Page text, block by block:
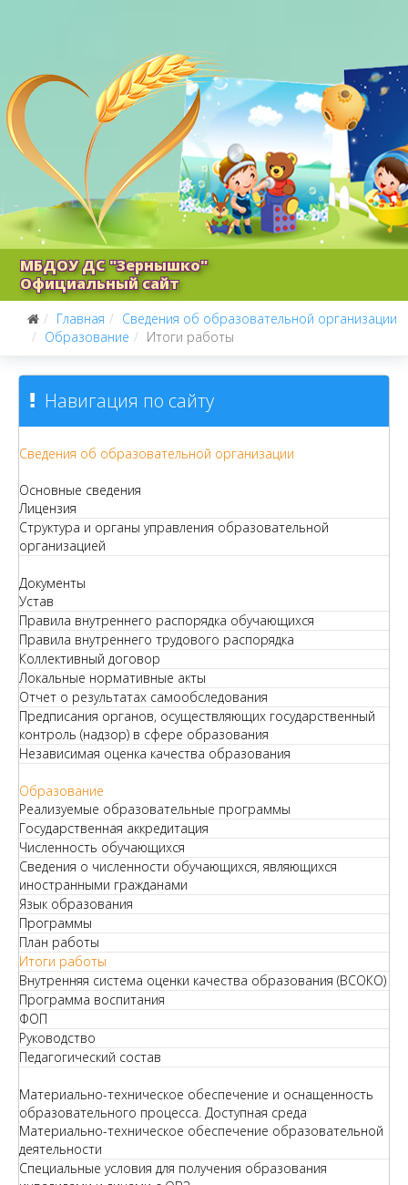
МБДОУ ДС "Зернышко"
Официальный сайт
Главная
Сведения об образовательной организации
Образование
Итоги работы
Навигация по сайту
Сведения об образовательной организации
Основные сведения
Лицензия
Структура и органы управления образовательной
организацией
Документы
Устав
Правила внутреннего распорядка обучающихся
Правила внутреннего трудового распорядка
Коллективный договор
Локальные нормативные акты
Отчет о результатах самообследования
Предписания органов, осуществляющих государственный
контроль (надзор) в сфере образования
Независимая оценка качества образования
Образование
Реализуемые образовательные программы
Государственная аккредитация
Численность обучающихся
Сведения о численности обучающихся, являющихся
иностранными гражданами
Язык образования
Программы
План работы
Итоги работы
Внутренняя система оценки качества образования (ВСОКО)
Программа воспитания
ФОП
Руководство
Педагогический состав
Материально-техническое обеспечение и оснащенность
образовательного процесса. Доступная среда
Материально-техническое обеспечение образовательной
деятельности
Специальные условия для получения образования